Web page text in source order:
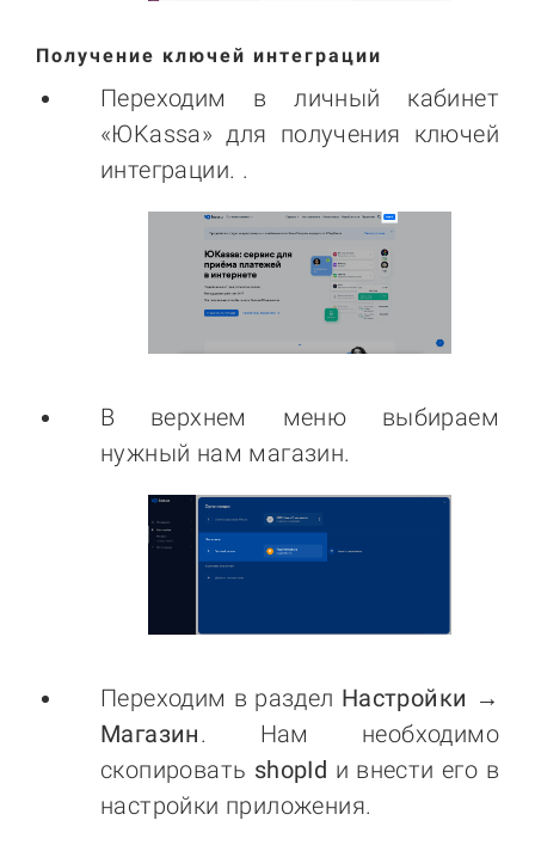
Получение ключей интеграции
Переходим в личный кабинет
«ЮKassa» для получения ключей
интеграции. .
В верхнем меню выбираем
нужный нам магазин.
Переходим в раздел Настройки →
Магазин. Нам необходимо
скопировать shopId и внести его в
настройки приложения.